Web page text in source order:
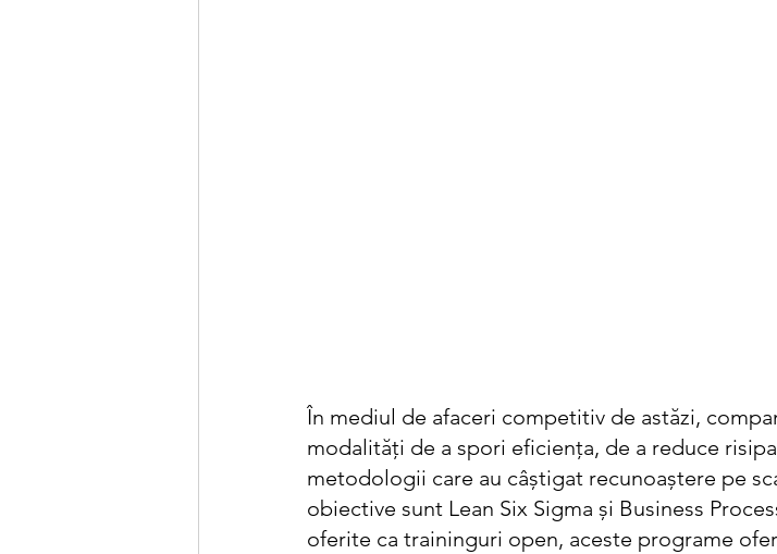
În mediul de afaceri competitiv de astăzi,
modalități de a spori eficiența, de a reduce
metodologii care au câștigat recunoaștere pe
obiective sunt Lean Six Sigma și Business
oferite ca traininguri open, aceste programe